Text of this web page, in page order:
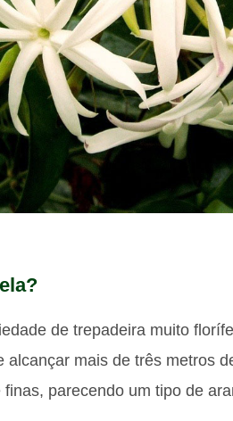
de trepadeira muito
alcançar mais de três metros
parecendo um tipo de